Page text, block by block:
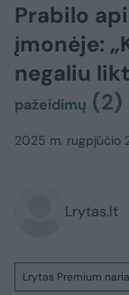
Prabilo
įmonėje:
negaliu
pažeidimų (2)
2025 m. rugpjūčio
Lrytas.lt
Lrytas Premium